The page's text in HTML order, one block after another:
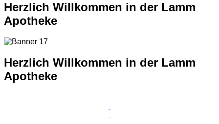
Herzlich Willkommen in der Lamm
Apotheke
Herzlich Willkommen in der Lamm
Apotheke